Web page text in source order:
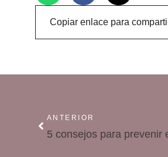
Copiar enlace para
ANTERIOR
5 consejos para prevenir